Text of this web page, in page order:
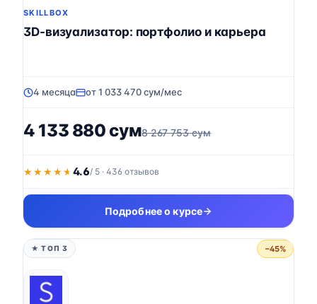
SKILLBOX
3D-визуализатор: портфолио и карьера
4 месяца от 1 033 470 сум/мес
4 133 880 сум8 267 753 сум
★★★★★
★★★★★ 4.6/ 5 · 436 отзывов
Подробнее о курсе
★ ТОП 3 −45%